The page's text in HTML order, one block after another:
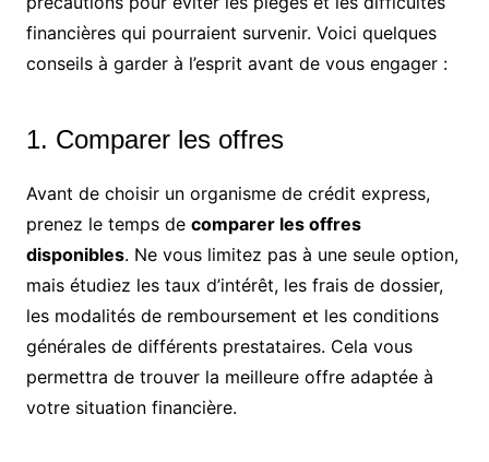
financières qui pourraient survenir. Voici quelques
conseils à garder à l’esprit avant de vous engager :
1. Comparer les offres
Avant de choisir un organisme de crédit express,
prenez le temps de comparer les offres
disponibles. Ne vous limitez pas à une seule option,
mais étudiez les taux d’intérêt, les frais de dossier,
les modalités de remboursement et les conditions
générales de différents prestataires. Cela vous
permettra de trouver la meilleure offre adaptée à
votre situation financière.